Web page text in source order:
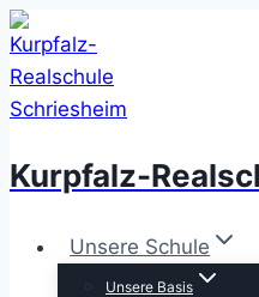
Zum
Inhalt
springen
Kurpfalz-
Unsere Schule
Unsere Basis